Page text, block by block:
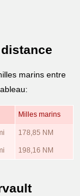
marins entre
Milles marins
178,85 NM
198,16 NM